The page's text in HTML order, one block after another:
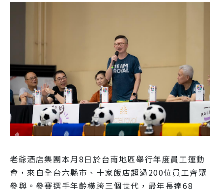
老爺酒店集團本月8日於台南地區舉行年度員工運動
會，來自全台六縣市、十家飯店超過200位員工齊聚
參與。參賽選手年齡橫跨三個世代，最年長達68